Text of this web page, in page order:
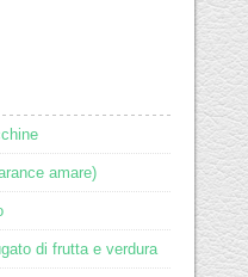
amare)
di frutta e verdura